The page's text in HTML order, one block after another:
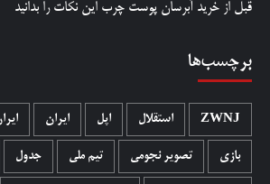
قبل از خرید آبرسان پوست چرب این نکات را بدانید
برچسب‌ها
ZWNJ استقلال اپل ایران
بازی تصویر نجومی تیم ملی جدول